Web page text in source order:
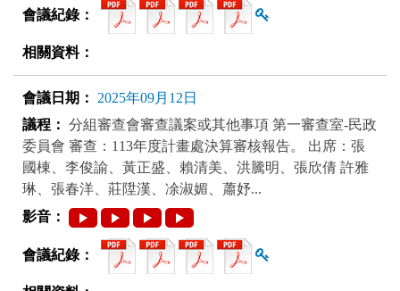
2025年09月12日
分組審查會審查議案或其他事項 第一審查室-民政
委員會 審查：113年度計畫處決算審核報告。 出席：張
國棟、李俊諭、黃正盛、賴清美、洪騰明、張欣倩 許雅
琳、張春洋、莊陞漢、凃淑媚、蕭妤...